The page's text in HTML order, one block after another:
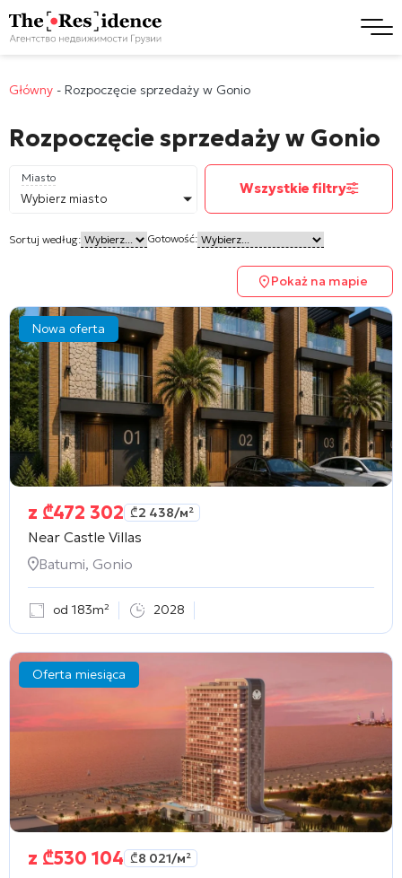
Główny - Rozpoczęcie sprzedaży w Gonio
Rozpoczęcie sprzedaży w Gonio
Miasto
Wybierz miasto
Wszystkie filtry
Sortuj według: Gotowość:
Pokaż na mapie
Nowa oferta
z ₾472 302 ₾2 438/м²
Near Castle Villas
Batumi, Gonio
od 183m² 2028
Oferta miesiąca
z ₾530 104 ₾8 021/м²